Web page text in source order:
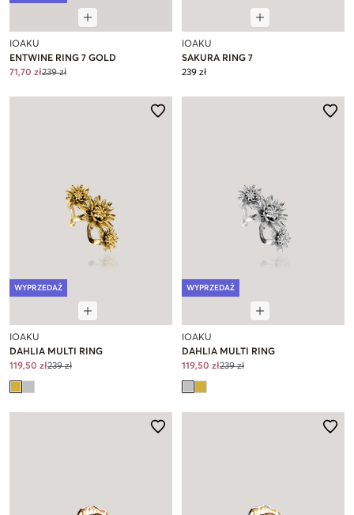
IOAKU
ENTWINE RING 7 GOLD
71,70 zł239 zł
IOAKU
SAKURA RING 7
239 zł
WYPRZEDAŻ
IOAKU
DAHLIA MULTI RING
119,50 zł239 zł
WYPRZEDAŻ
IOAKU
DAHLIA MULTI RING
119,50 zł239 zł